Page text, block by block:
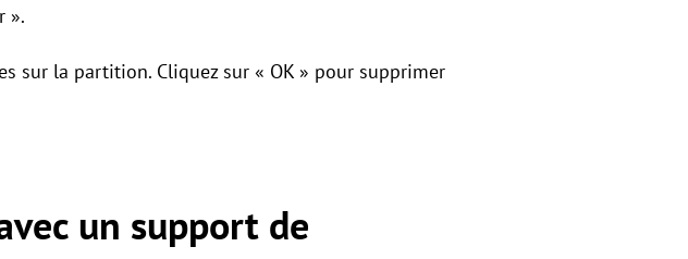
».
sur la partition. Cliquez sur « OK » pour supprimer
un support de